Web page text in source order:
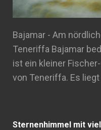
Bajamar - Am
Teneriffa Bajamar
ist ein kleiner
von Teneriffa. Es
Sternenhimmel mit